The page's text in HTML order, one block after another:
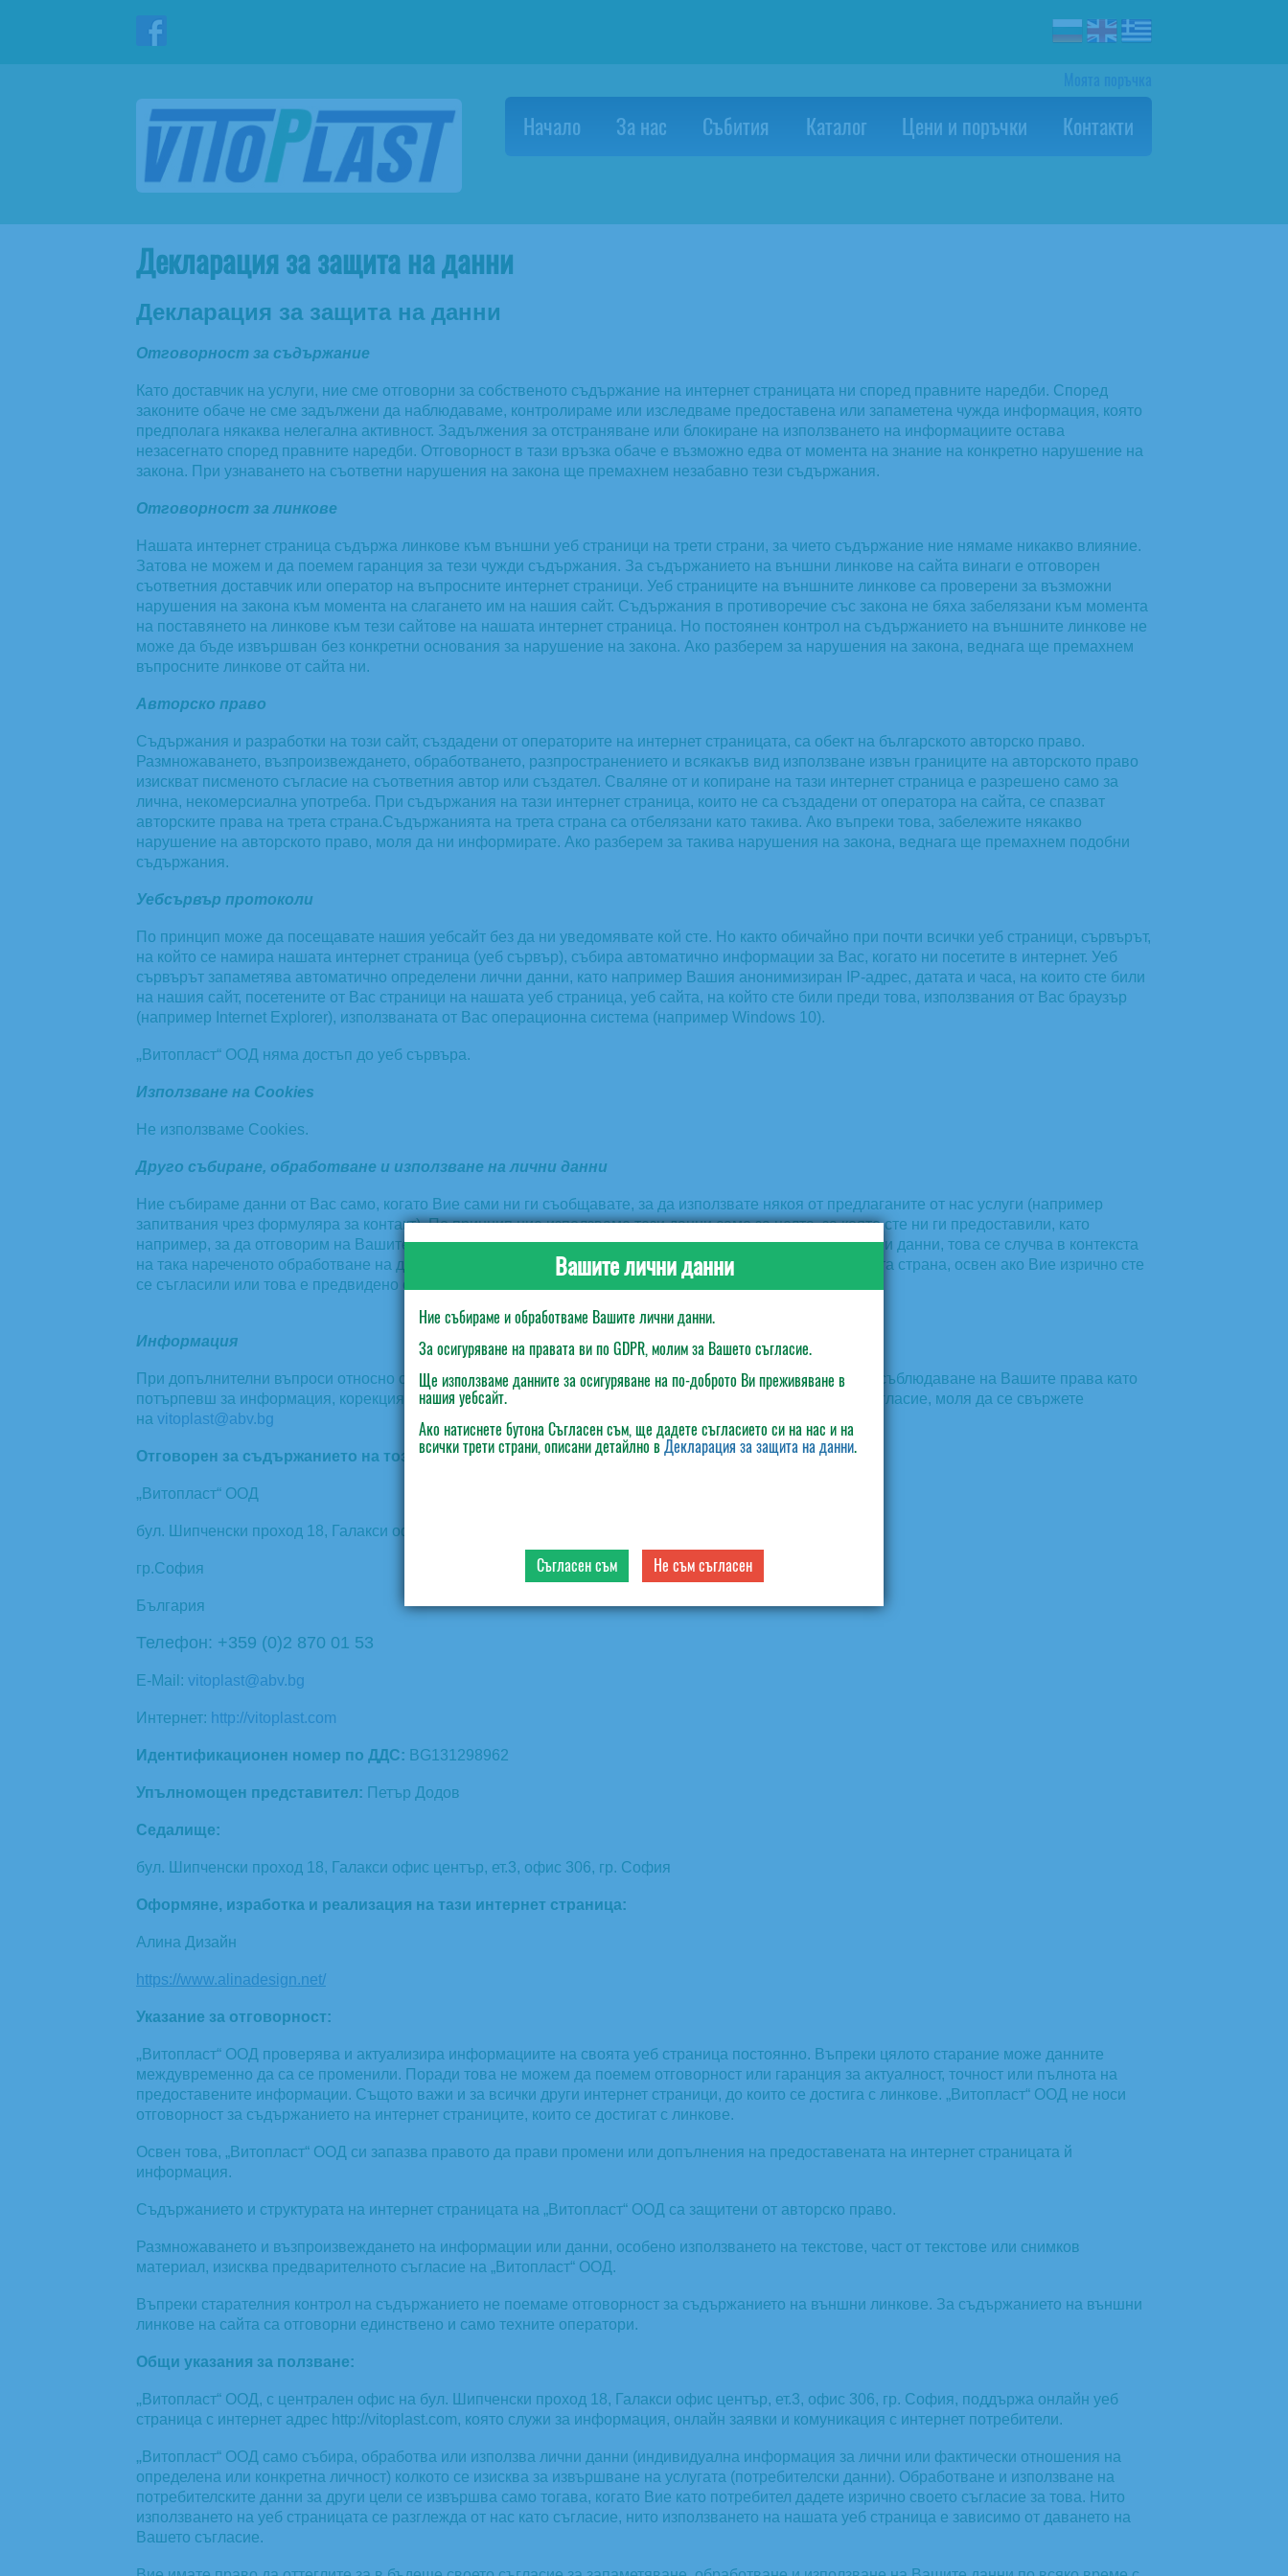
Вашите лични данни
Ние събираме и обработваме Вашите лични данни.
За осигуряване на правата ви по GDPR, молим за Вашето съгласие.
Ще използваме данните за осигуряване на по-доброто Ви преживяване в
нашия уебсайт.
Ако натиснете бутона Съгласен съм, ще дадете съгласието си на нас и на
всички трети страни, описани детайлно вДекларация за защита на данни.
Съгласен съм Не съм съгласен
Начало За нас Събития Каталог Цени и поръчки Контакти
Декларация за защита на данни
Декларация за защита на данни
Отговорност за съдържание
Като доставчик на услуги, ние сме отговорни за собственото съдържание на интернет страницата ни според правните наредби. Според
законите обаче не сме задължени да наблюдаваме, контролираме или изследваме предоставена или запаметена чужда информация, която
предполага някаква нелегална активност. Задължения за отстраняване или блокиране на използването на информациите остава
незасегнато според правните наредби. Отговорност в тази връзка обаче е възможно едва от момента на знание на конкретно нарушение на
закона. При узнаването на съответни нарушения на закона ще премахнем незабавно тези съдържания.
Отговорност за линкове
Нашата интернет страница съдържа линкове към външни уеб страници на трети страни, за чието съдържание ние нямаме никакво влияние.
Затова не можем и да поемем гаранция за тези чужди съдържания. За съдържанието на външни линкове на сайта винаги е отговорен
съответния доставчик или оператор на въпросните интернет страници. Уеб страниците на външните линкове са проверени за възможни
нарушения на закона към момента на слагането им на нашия сайт. Съдържания в противоречие със закона не бяха забелязани към момента
на поставянето на линкове към тези сайтове на нашата интернет страница. Но постоянен контрол на съдържанието на външните линкове не
може да бъде извършван без конкретни основания за нарушение на закона. Ако разберем за нарушения на закона, веднага ще премахнем
въпросните линкове от сайта ни.
Авторско право
Съдържания и разработки на този сайт, създадени от операторите на интернет страницата, са обект на българското авторско право.
Размножаването, възпроизвеждането, обработването, разпространението и всякакъв вид използване извън границите на авторското право
изискват писменото съгласие на съответния автор или създател. Сваляне от и копиране на тази интернет страница е разрешено само за
лична, некомерсиална употреба. При съдържания на тази интернет страница, които не са създадени от оператора на сайта, се спазват
авторските права на трета страна.Съдържанията на трета страна са отбелязани като такива. Ако въпреки това, забележите някакво
нарушение на авторското право, моля да ни информирате. Ако разберем за такива нарушения на закона, веднага ще премахнем подобни
съдържания.
Уебсървър протоколи
По принцип може да посещавате нашия уебсайт без да ни уведомявате кой сте. Но както обичайно при почти всички уеб страници, сървърът,
на който се намира нашата интернет страница (уеб сървър), събира автоматично информации за Вас, когато ни посетите в интернет. Уеб
сървърът запаметява автоматично определени лични данни, като например Вашия анонимизиран IP-адрес, датата и часа, на които сте били
на нашия сайт, посетените от Вас страници на нашата уеб страница, уеб сайта, на който сте били преди това, използвания от Вас браузър
(например Internet Explorer), използваната от Вас операционна система (например Windows 10).
„ Витопласт“ ООД няма достъп до уеб сървъра.
Използване на Cookies
Не използваме Cookies.
Друго събиране, обработване и използване на лични данни
Ние събираме данни от Вас само, когато Вие сами ни ги съобщавате, за да използвате някоя от предлаганите от нас услуги (например
запитвания чрез формуляра за контакт). По принцип ние използваме тези данни само за целта, за която сте ни ги предоставили, като
например, за да отговорим на Вашите запитвания. В случай, че нашите доставчици имат достъп до лични данни, това се случва в контекста
на така нареченото обработване на данни от споразумение. Освен това, не предоставяме данни на трета страна, освен ако Вие изрично сте
се съгласили или това е предвидено от закона.
Информация
При допълнителни въпроси относно събиране, обработване или използване на лични данни, както и за съблюдаване на Вашите права като
потърпевш за информация, корекция, блокиране или изтриване, както и за оттегляне на вече дадено съгласие, моля да се свържете
на vitoplast@abv.bg
Отговорен за съдържанието на този интернет сайт:
„ Витопласт“ ООД
бул. Шипченски проход 18, Галакси офис център, ет.3, офис 306
гр.София
България
Телефон: +359 (0)2 870 01 53
E-Mail: vitoplast@abv.bg
Интернет: http://vitoplast.com
Идентификационен номер по ДДС: BG131298962
Упълномощен представител: Петър Додов
Седалище:
бул. Шипченски проход 18, Галакси офис център, ет.3, офис 306, гр. София
Оформяне, изработка и реализация на тази интернет страница:
Алина Дизайн
https://www.alinadesign.net/
Указание за отговорност:
„ Витопласт“ ООД проверява и актуализира информациите на своята уеб страница постоянно. Въпреки цялото старание може данните
междувременно да са се променили. Поради това не можем да поемем отговорност или гаранция за актуалност, точност или пълнота на
предоставените информации. Същото важи и за всички други интернет страници, до които се достига с линкове. „Витопласт“ ООД не носи
отговорност за съдържанието на интернет страниците, които се достигат с линкове.
Освен това, „Витопласт“ ООД си запазва правото да прави промени или допълнения на предоставената на интернет страницата й
информация.
Съдържанието и структурата на интернет страницата на „Витопласт“ ООД са защитени от авторско право.
Размножаването и възпроизвеждането на информации или данни, особено използването на текстове, част от текстове или снимков
материал, изисква предварителното съгласие на „Витопласт“ ООД.
Въпреки старателния контрол на съдържанието не поемаме отговорност за съдържанието на външни линкове. За съдържанието на външни
линкове на сайта са отговорни единствено и само техните оператори.
Общи указания за ползване:
„ Витопласт“ ООД, с централен офис на бул. Шипченски проход 18, Галакси офис център, ет.3, офис 306, гр. София, поддържа онлайн уеб
страница с интернет адрес http://vitoplast.com, която служи за информация, онлайн заявки и комуникация с интернет потребители.
„ Витопласт“ ООД само събира, обработва или използва лични данни (индивидуална информация за лични или фактически отношения на
определена или конкретна личност) колкото се изисква за извършване на услугата (потребителски данни). Обработване и използване на
потребителските данни за други цели се извършва само тогава, когато Вие като потребител дадете изрично своето съгласие за това. Нито
използването на уеб страницата се разглежда от нас като съгласие, нито използването на нашата уеб страница е зависимо от даването на
Вашето съгласие.